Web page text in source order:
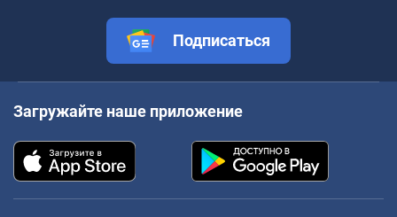
Подписаться
Загружайте наше приложение